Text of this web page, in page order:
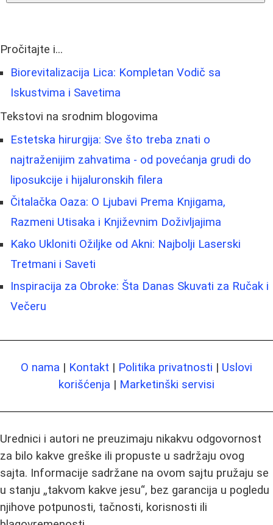
Pročitajte i...
Biorevitalizacija Lica: Kompletan Vodič sa
Iskustvima i Savetima
Tekstovi na srodnim blogovima
Estetska hirurgija: Sve što treba znati o
najtraženijim zahvatima - od povećanja grudi do
liposukcije i hijaluronskih filera
Čitalačka Oaza: O Ljubavi Prema Knjigama,
Razmeni Utisaka i Književnim Doživljajima
Kako Ukloniti Ožiljke od Akni: Najbolji Laserski
Tretmani i Saveti
Inspiracija za Obroke: Šta Danas Skuvati za Ručak i
Večeru
O nama | Kontakt | Politika privatnosti | Uslovi
korišćenja | Marketinški servisi
Urednici i autori ne preuzimaju nikakvu odgovornost
za bilo kakve greške ili propuste u sadržaju ovog
sajta. Informacije sadržane na ovom sajtu pružaju se
u stanju „takvom kakve jesu“, bez garancija u pogledu
njihove potpunosti, tačnosti, korisnosti ili